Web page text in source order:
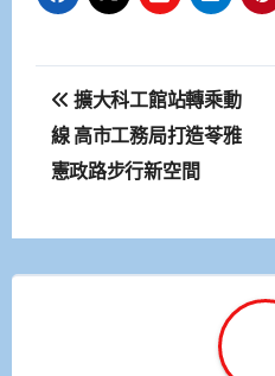
文
章
導
覽
擴大科工館站轉乘動
線 高市工務局打造苓雅
憲政路步行新空間